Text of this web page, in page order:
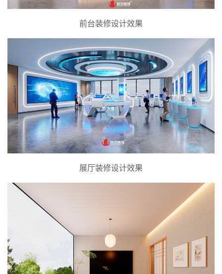
前台装修设计效果
展厅装修设计效果